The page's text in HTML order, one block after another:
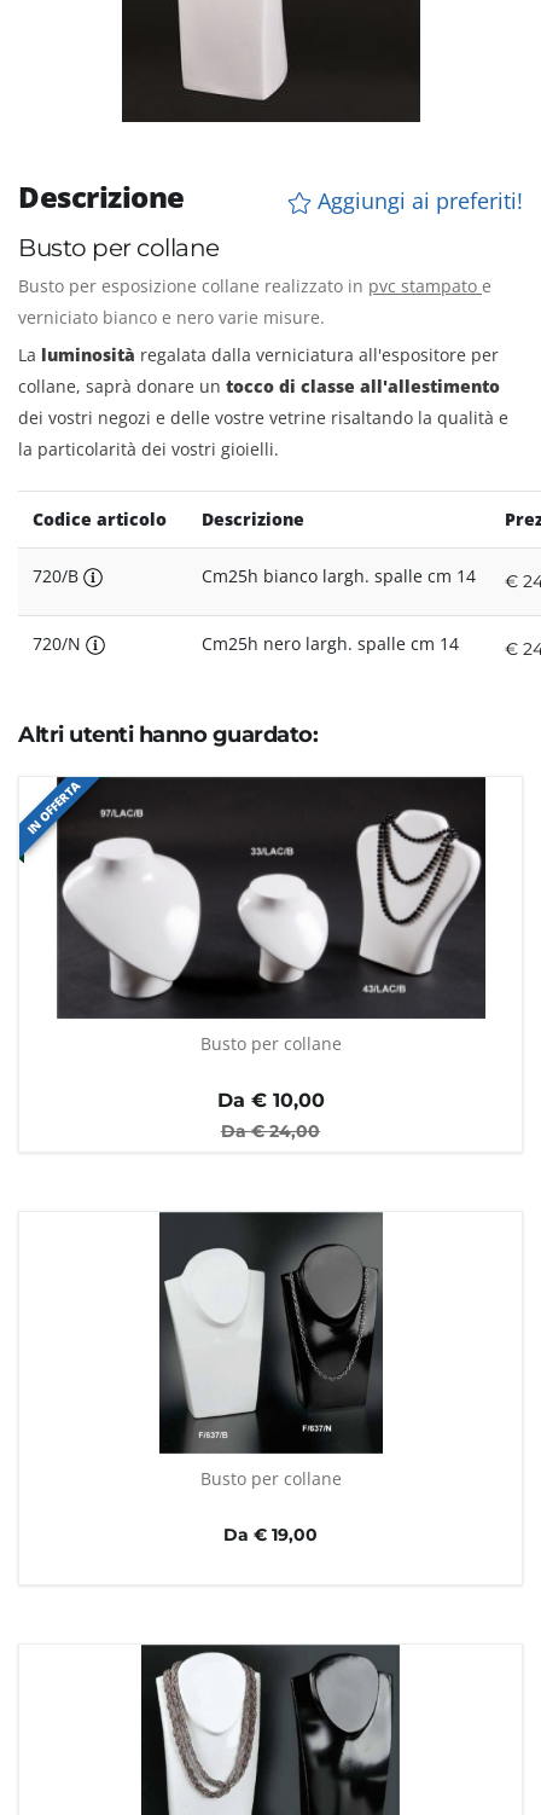
Descrizione
Aggiungi ai preferiti!
Busto per collane
Busto per esposizione collane realizzato in pvc stampato e
verniciato bianco e nero varie misure.
La luminosità regalata dalla verniciatura all'espositore per
collane, saprà donare un tocco di classe all'allestimento
dei vostri negozi e delle vostre vetrine risaltando la qualità e
la particolarità dei vostri gioielli.
Codice articolo Descrizione
720/B Cm25h bianco largh. spalle cm 14 €
720/N Cm25h nero largh. spalle cm 14 €
Altri utenti hanno guardato:
IN OFFERTA
Busto per collane
Da €10,00
Da €24,00
Busto per collane
Da € 19,00